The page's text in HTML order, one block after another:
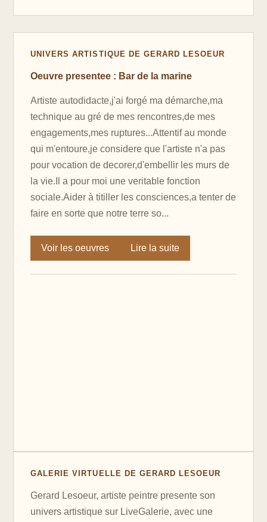
UNIVERS ARTISTIQUE DE GERARD LESOEUR
Oeuvre presentee : Bar de la marine
Artiste autodidacte,j'ai forgé ma démarche,ma
technique au gré de mes rencontres,de mes
engagements,mes ruptures...Attentif au monde
qui m'entoure,je considere que l'artiste n'a pas
pour vocation de decorer,d'embellir les murs de
la vie.Il a pour moi une veritable fonction
sociale.Aider à titiller les consciences,a tenter de
faire en sorte que notre terre so...
Voir les oeuvres Lire la suite
GALERIE VIRTUELLE DE GERARD LESOEUR
Gerard Lesoeur, artiste peintre presente son
univers artistique sur LiveGalerie, avec une